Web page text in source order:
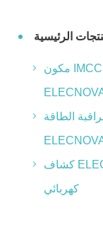
الرئيسية
مكون IMCC نظام تحكم وحماية للمحرك
الطاقة
كشاف ELECNOVA/2-7gz Φ18mm/22m/SFERE
كهربائي